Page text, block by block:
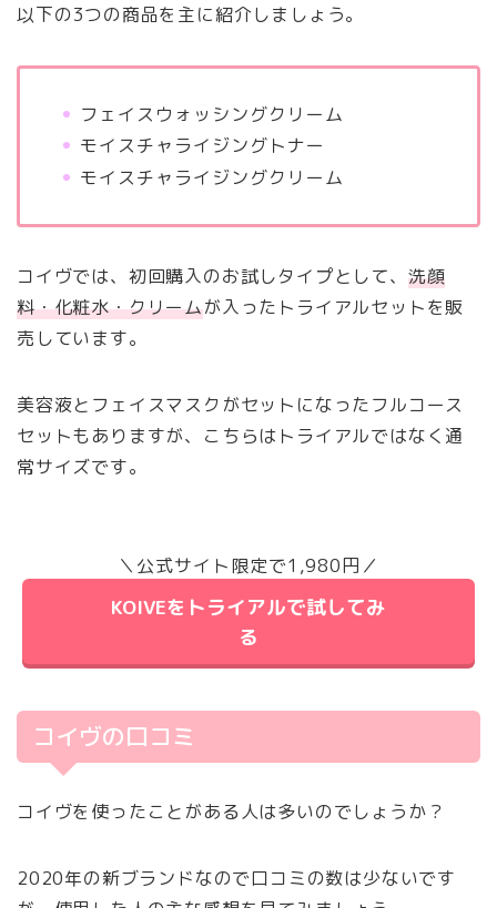
以下の3つの商品を主に紹介しましょう。
フェイスウォッシングクリーム
モイスチャライジングトナー
モイスチャライジングクリーム
コイヴでは、初回購入のお試しタイプとして、 洗顔
料・化粧水・クリームが入ったトライアルセットを販
売しています。
美容液とフェイスマスクがセットになったフルコース
セットもありますが、こちらはトライアルではなく通
常サイズです。
＼公式サイト限定で1,980円／
KOIVEをトライアルで試してみ
る
コイヴの口コミ
コイヴを使ったことがある人は多いのでしょうか？
2020年の新ブランドなので口コミの数は少ないです